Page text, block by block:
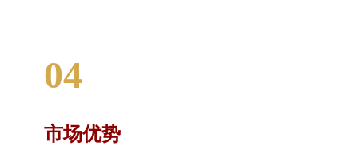
04
市场优势